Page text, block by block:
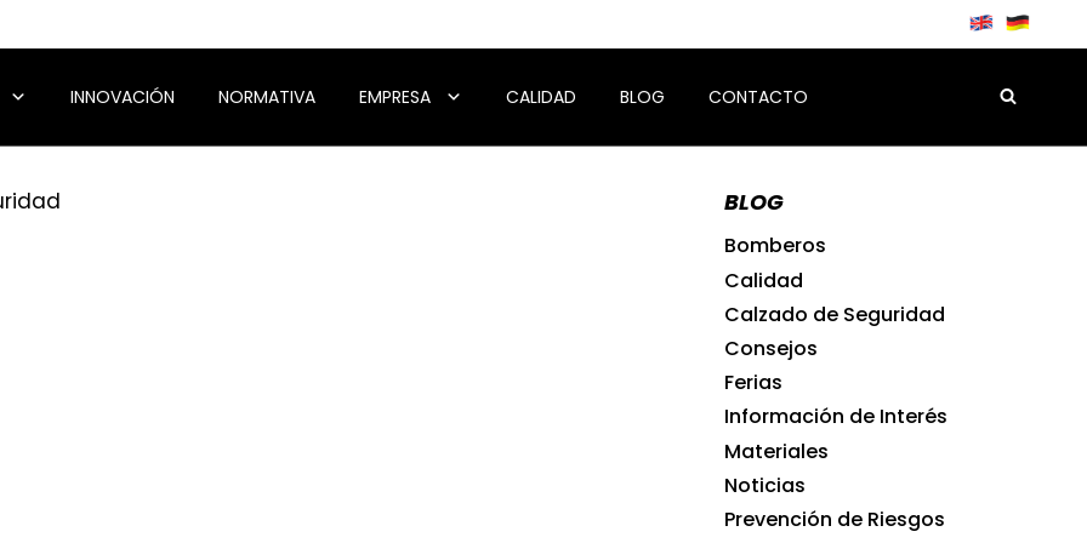
INNOVACIÓN NORMATIVA EMPRESA CALIDAD BLOG CONTACTO
BLOG
Bomberos
Calidad
Calzado de Seguridad
Consejos
Ferias
Información de Interés
Materiales
Noticias
Prevención de Riesgos